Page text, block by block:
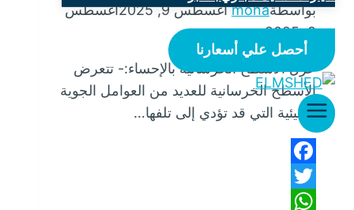
أحصل علي أسعارنا
بواسطةmona أغسطس 9, 2025
أغسطس
9, 2025
عزل الأسطح الخرسانية بالإحساء:- تتعرض
الأسطح الخرسانية للعديد من العوامل الجوية
والبيئية التي قد تؤدي إلى تلفها…
Facebook
Twitter